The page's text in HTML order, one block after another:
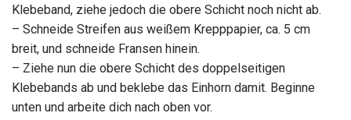
Klebeband, ziehe jedoch die obere Schicht noch nicht ab.
– Schneide Streifen aus weißem Krepppapier, ca. 5 cm
breit, und schneide Fransen hinein.
– Ziehe nun die obere Schicht des doppelseitigen
Klebebands ab und beklebe das Einhorn damit. Beginne
unten und arbeite dich nach oben vor.